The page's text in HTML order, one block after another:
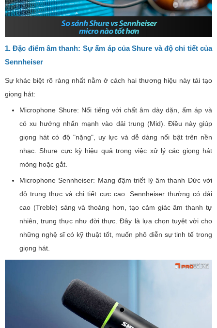
1. Đặc điểm âm thanh: Sự ấm áp của Shure và độ chi tiết của
Sennheiser
Sự khác biệt rõ ràng nhất nằm ở cách hai thương hiệu này tái tạo
giọng hát:
Microphone Shure: Nổi tiếng với chất âm dày dặn, ấm áp và
có xu hướng nhấn mạnh vào dải trung (Mid). Điều này giúp
giọng hát có độ "nặng", uy lực và dễ dàng nổi bật trên nền
nhạc. Shure cực kỳ hiệu quả trong việc xử lý các giọng hát
mỏng hoặc gắt.
Microphone Sennheiser: Mang đậm triết lý âm thanh Đức với
độ trung thực và chi tiết cực cao. Sennheiser thường có dải
cao (Treble) sáng và thoáng hơn, tạo cảm giác âm thanh tự
nhiên, trung thực như đời thực. Đây là lựa chọn tuyệt vời cho
những nghệ sĩ có kỹ thuật tốt, muốn phô diễn sự tinh tế trong
giọng hát.